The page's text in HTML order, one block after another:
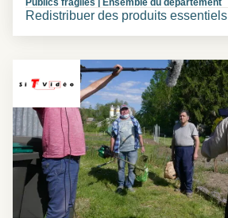
Publics fragiles Ensemble du département
Redistribuer des produits essentiels